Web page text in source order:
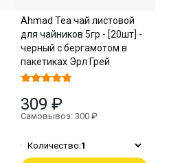
Ahmad Tea чай листовой
для чайников 5гр - [20шт] -
черный с бергамотом в
пакетиках Эрл Грей
309 ₽
Самовывоз: 300 ₽
Количество:1